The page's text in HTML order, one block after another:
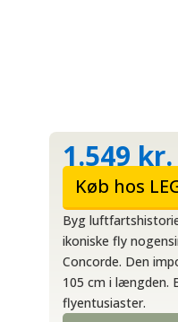
1.549 kr.
Køb hos
Byg
ikoniske fly
Concorde. Den
105 cm i længden.
flyentusiaster.